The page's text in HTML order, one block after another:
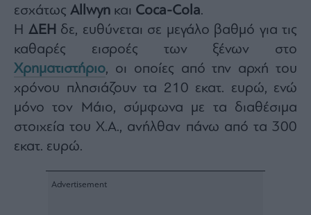
any
This
site
is
protected
by
reCAPTCHA
and
the
Google
Privacy
Policy
Terms
Service
apply.
εσχάτως Allwyn και Coca-Cola.
Η ΔΕΗ δε, ευθύνεται σε μεγάλο βαθμό για τις
καθαρές εισροές των ξένων στο
Χρηματιστήριο, οι οποίες από την αρχή του
χρόνου πλησιάζουν τα 210 εκατ. ευρώ, ενώ
μόνο τον Μάιο, σύμφωνα με τα διαθέσιμα
στοιχεία του Χ.Α., ανήλθαν πάνω από τα 300
εκατ. ευρώ.